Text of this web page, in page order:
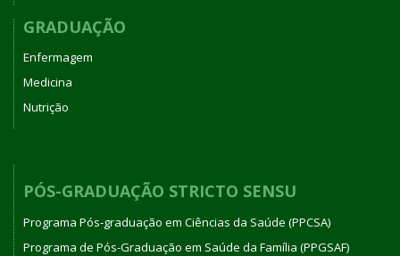
GRADUAÇÃO
Enfermagem
Medicina
Nutrição
PÓS-GRADUAÇÃO STRICTO SENSU
Programa Pós-graduação em Ciências da Saúde (PPCSA)
Programa de Pós-Graduação em Saúde da Família (PPGSAF)